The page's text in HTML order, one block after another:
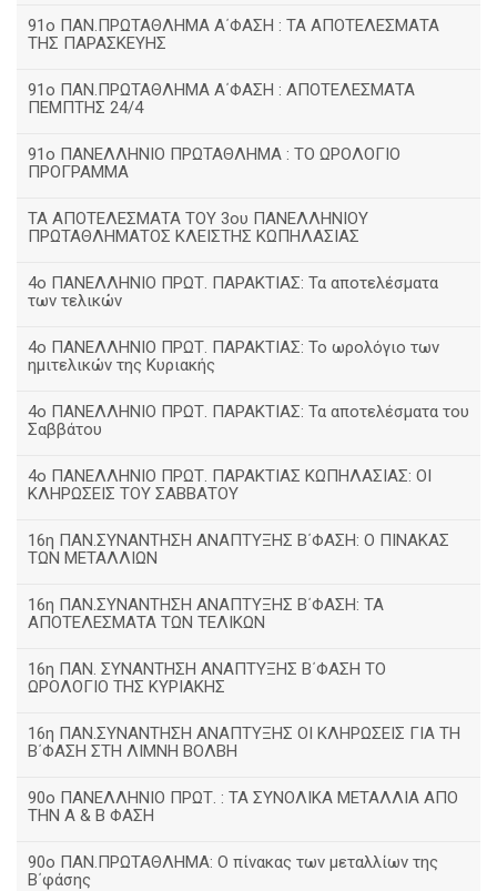
91ο ΠΑΝ.ΠΡΩΤΑΘΛΗΜΑ Α΄ΦΑΣΗ : ΤΑ ΑΠΟΤΕΛΕΣΜΑΤΑ
ΤΗΣ ΠΑΡΑΣΚΕΥΗΣ
91ο ΠΑΝ.ΠΡΩΤΑΘΛΗΜΑ Α΄ΦΑΣΗ : ΑΠΟΤΕΛΕΣΜΑΤΑ
ΠΕΜΠΤΗΣ 24/4
91ο ΠΑΝΕΛΛΗΝΙΟ ΠΡΩΤΑΘΛΗΜΑ : ΤΟ ΩΡΟΛΟΓΙΟ
ΠΡΟΓΡΑΜΜΑ
ΤΑ ΑΠΟΤΕΛΕΣΜΑΤΑ ΤΟΥ 3ου ΠΑΝΕΛΛΗΝΙΟΥ
ΠΡΩΤΑΘΛΗΜΑΤΟΣ ΚΛΕΙΣΤΗΣ ΚΩΠΗΛΑΣΙΑΣ
4ο ΠΑΝΕΛΛΗΝΙΟ ΠΡΩΤ. ΠΑΡΑΚΤΙΑΣ: Τα αποτελέσματα
των τελικών
4ο ΠΑΝΕΛΛΗΝΙΟ ΠΡΩΤ. ΠΑΡΑΚΤΙΑΣ: Το ωρολόγιο των
ημιτελικών της Κυριακής
4ο ΠΑΝΕΛΛΗΝΙΟ ΠΡΩΤ. ΠΑΡΑΚΤΙΑΣ: Τα αποτελέσματα του
Σαββάτου
4ο ΠΑΝΕΛΛΗΝΙΟ ΠΡΩΤ. ΠΑΡΑΚΤΙΑΣ ΚΩΠΗΛΑΣΙΑΣ: ΟΙ
ΚΛΗΡΩΣΕΙΣ ΤΟΥ ΣΑΒΒΑΤΟΥ
16η ΠΑΝ.ΣΥΝΑΝΤΗΣΗ ΑΝΑΠΤΥΞΗΣ Β΄ΦΑΣΗ: Ο ΠΙΝΑΚΑΣ
ΤΩΝ ΜΕΤΑΛΛΙΩΝ
16η ΠΑΝ.ΣΥΝΑΝΤΗΣΗ ΑΝΑΠΤΥΞΗΣ Β΄ΦΑΣΗ: ΤΑ
ΑΠΟΤΕΛΕΣΜΑΤΑ ΤΩΝ ΤΕΛΙΚΩΝ
16η ΠΑΝ. ΣΥΝΑΝΤΗΣΗ ΑΝΑΠΤΥΞΗΣ Β΄ΦΑΣΗ ΤΟ
ΩΡΟΛΟΓΙΟ ΤΗΣ ΚΥΡΙΑΚΗΣ
16η ΠΑΝ.ΣΥΝΑΝΤΗΣΗ ΑΝΑΠΤΥΞΗΣ ΟΙ ΚΛΗΡΩΣΕΙΣ ΓΙΑ ΤΗ
Β΄ΦΑΣΗ ΣΤΗ ΛΙΜΝΗ ΒΟΛΒΗ
90ο ΠΑΝΕΛΛΗΝΙΟ ΠΡΩΤ. : ΤΑ ΣΥΝΟΛΙΚΑ ΜΕΤΑΛΛΙΑ ΑΠΟ
ΤΗΝ Α & Β ΦΑΣΗ
90ο ΠΑΝ.ΠΡΩΤΑΘΛΗΜΑ: Ο πίνακας των μεταλλίων της
Β΄φάσης